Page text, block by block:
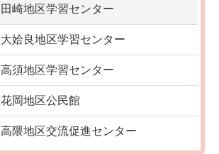
田崎地区学習センター
大姶良地区学習センター
高須地区学習センター
花岡地区公民館
高隈地区交流促進センター